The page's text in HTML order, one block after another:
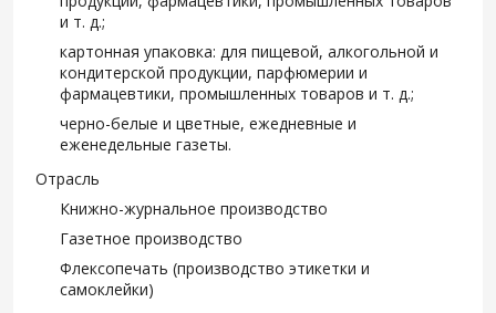
и т. д.;
картонная упаковка: для пищевой, алкогольной и
кондитерской продукции, парфюмерии и
фармацевтики, промышленных товаров и т. д.;
черно-белые и цветные, ежедневные и
еженедельные газеты.
Отрасль
Книжно-журнальное производство
Газетное производство
Флексопечать (производство этикетки и
самоклейки)